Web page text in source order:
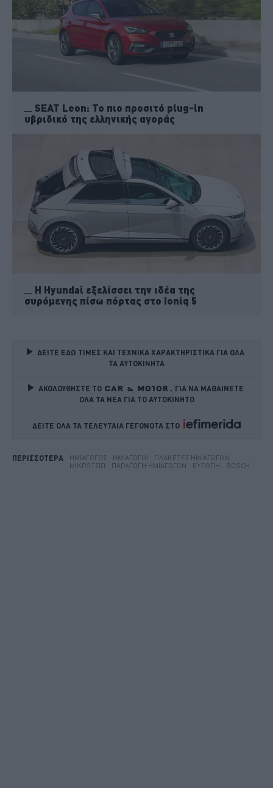
SEAT Leon: To πιο προσιτό plug-in
υβριδικό της ελληνικής αγοράς
H Hyundai εξελίσσει την ιδέα της
συρόμενης πίσω πόρτας στο Ioniq 5
ΔΕΙΤΕ ΕΔΩ ΤΙΜΕΣ ΚΑΙ ΤΕΧΝΙΚΑ ΧΑΡΑΚΤΗΡΙΣΤΙΚΑ ΓΙΑ ΟΛΑ
ΤΑ ΑΥΤΟΚΙΝΗΤΑ
ΑΚΟΛΟΥΘΗΣΤΕ ΤΟ
ΓΙΑ ΝΑ ΜΑΘΑΙΝΕΤΕ
ΟΛΑ ΤΑ ΝΕΑ ΓΙΑ ΤΟ ΑΥΤΟΚΙΝΗΤΟ
ΔΕΙΤΕ ΟΛΑ ΤΑ ΤΕΛΕΥΤΑΙΑ ΓΕΓΟΝΟΤΑ ΣΤΟ
ΠΕΡΙΣΣΟΤΕΡΑ ΗΜΙΑΓΩΓΌΣ ΗΜΙΑΓΩΓΟΊ
ΠΛΑΚΈΤΕΣ ΗΜΙΑΓΩΓΏΝ
ΜΙΚΡΟΤΣΊΠ
ΠΑΡΑΓΩΓΉ ΗΜΙΑΓΩΓΏΝ ΕΥΡΏΠΗ BOSCH